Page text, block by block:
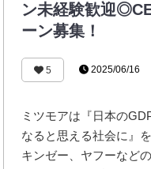
ン未経験歓迎
ーン募集！
5 2025/06/16
ミツモアは『日本の
なると思える社会に』
キンゼー、ヤフーなど